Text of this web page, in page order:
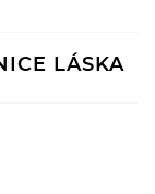
LÁSKA